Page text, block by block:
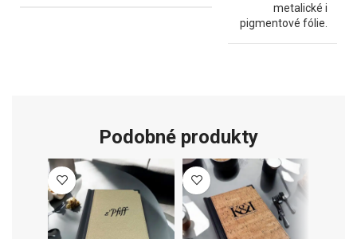
metalické i
pigmentové fólie.
Podobné produkty